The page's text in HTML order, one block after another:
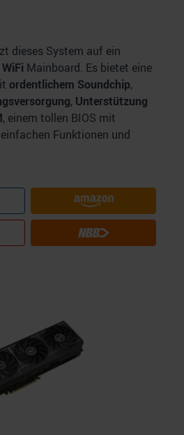
dieses System auf ein
Mainboard. Es bietet eine
ordentlichem Soundchip,
, Unterstützung
, einem tollen BIOS mit
Funktionen und